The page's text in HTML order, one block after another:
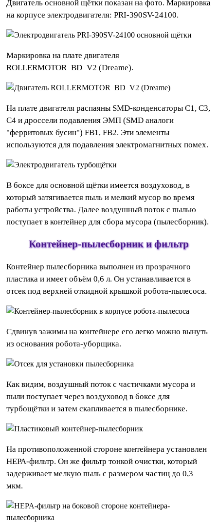
Двигатель основной щётки показан на фото. Маркировка
на корпусе электродвигателя: PRI-390SV-24100.
Маркировка на плате двигателя
ROLLERMOTOR_BD_V2 (Dreame).
На плате двигателя распаяны SMD-конденсаторы C1, C3,
С4 и дроссели подавления ЭМП (SMD аналоги
"ферритовых бусин") FB1, FB2. Эти элементы
используются для подавления электромагнитных помех.
В боксе для основной щётки имеется воздуховод, в
который затягивается пыль и мелкий мусор во время
работы устройства. Далее воздушный поток с пылью
поступает в контейнер для сбора мусора (пылесборник).
Контейнер-пылесборник и фильтр
Контейнер пылесборника выполнен из прозрачного
пластика и имеет объём 0,6 л. Он устанавливается в
отсек под верхней откидной крышкой робота-пылесоса.
Сдвинув зажимы на контейнере его легко можно вынуть
из основания робота-уборщика.
Как видим, воздушный поток с частичками мусора и
пыли поступает через воздуховод в боксе для
турбощётки и затем скапливается в пылесборнике.
На противоположенной стороне контейнера установлен
HEPA-фильтр. Он же фильтр тонкой очистки, который
задерживает мелкую пыль с размером частиц до 0,3
мкм.